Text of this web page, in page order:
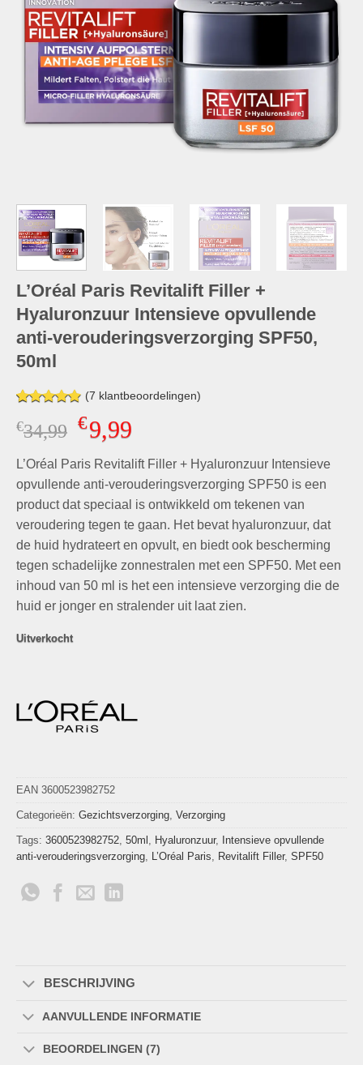
L’Oréal Paris Revitalift Filler +
Hyaluronzuur Intensieve opvullende
anti-verouderingsverzorging SPF50,
50ml
Gewaardeerd
4.86op 5
gebaseerd
waarderingen
(7 klantbeoordelingen)
€34,99 Oorspronkelijke
prijs
was:
€34,99.
€9,99Huidige
is:
€9,99.
L’Oréal Paris Revitalift Filler + Hyaluronzuur Intensieve
opvullende anti-verouderingsverzorging SPF50 is een
product dat speciaal is ontwikkeld om tekenen van
veroudering tegen te gaan. Het bevat hyaluronzuur, dat
de huid hydrateert en opvult, en biedt ook bescherming
tegen schadelijke zonnestralen met een SPF50. Met een
inhoud van 50 ml is het een intensieve verzorging die de
huid er jonger en stralender uit laat zien.
Uitverkocht
EAN 3600523982752
Categorieën: Gezichtsverzorging, Verzorging
Tags: 3600523982752, 50ml , Hyaluronzuur,
Intensieve opvullende
anti-verouderingsverzorging, L’Oréal Paris, Revitalift Filler, SPF50
BESCHRIJVING
AANVULLENDE INFORMATIE
BEOORDELINGEN (7)